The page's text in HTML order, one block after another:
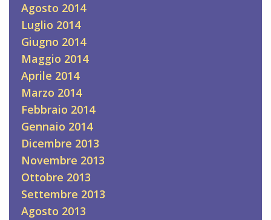
Agosto 2014
Luglio 2014
Giugno 2014
Maggio 2014
Aprile 2014
Marzo 2014
Febbraio 2014
Gennaio 2014
Dicembre 2013
Novembre 2013
Ottobre 2013
Settembre 2013
Agosto 2013